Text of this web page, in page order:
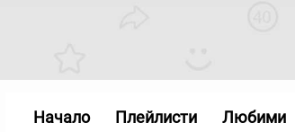
Начало Плейлисти Любими